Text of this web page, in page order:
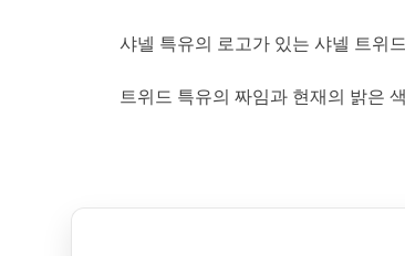
샤넬 특유의 로고가 있는 샤넬 트위
트위드 특유의 짜임과 현재의 밝은